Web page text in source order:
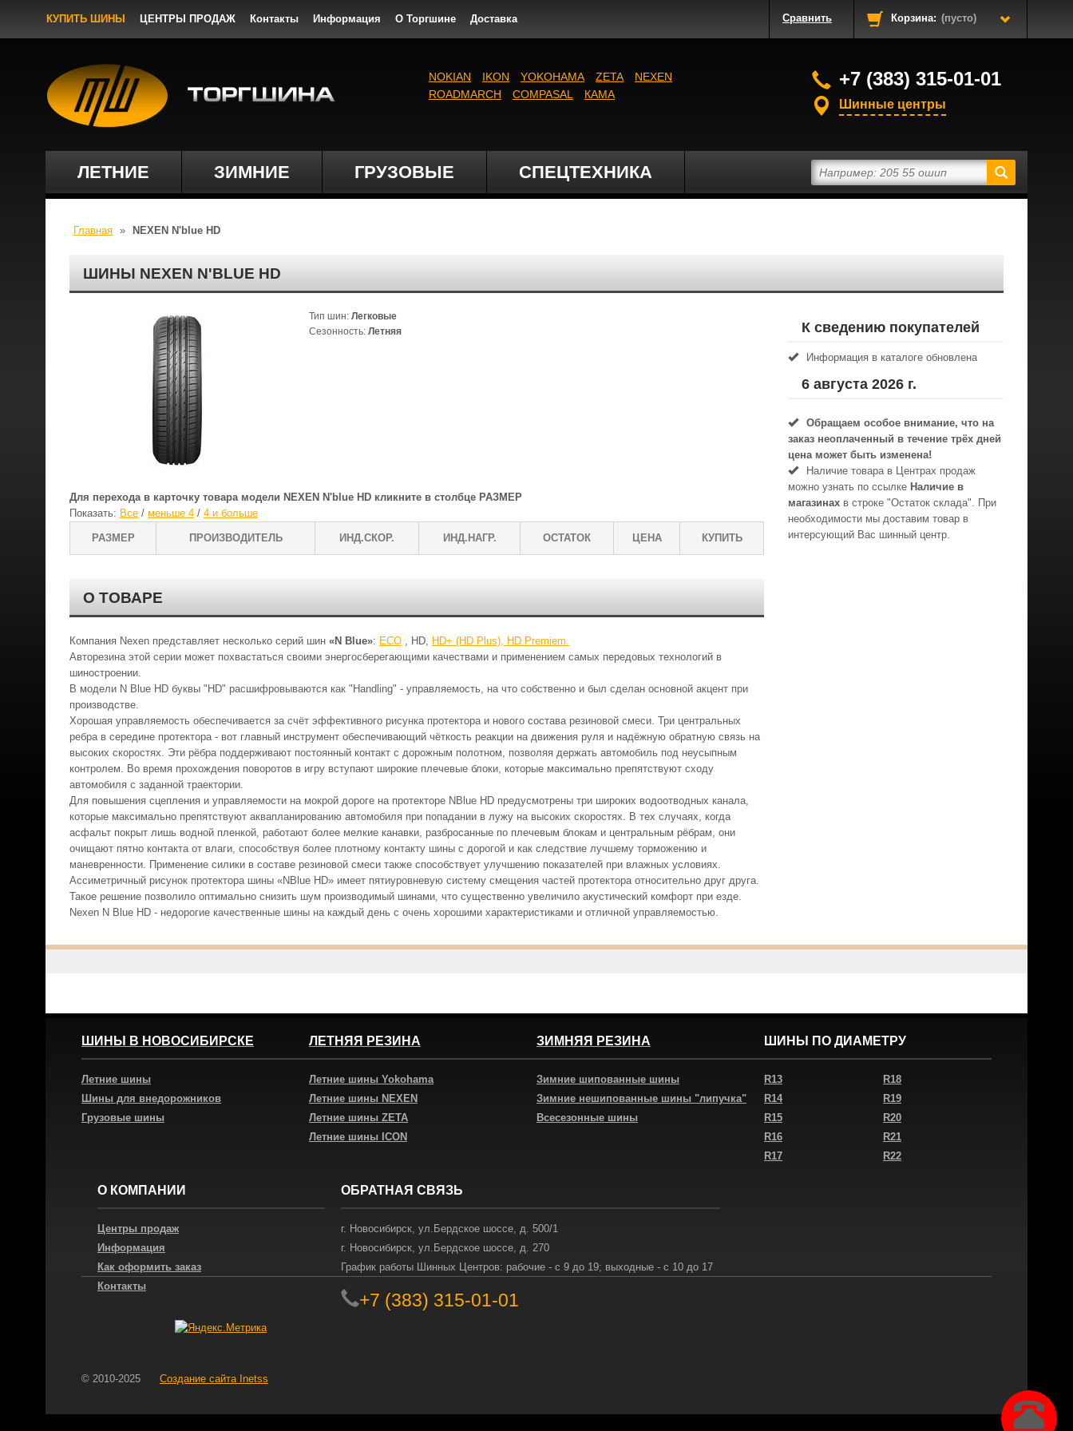
КУПИТЬ ШИНЫ ЦЕНТРЫ ПРОДАЖ Контакты Информация О Торгшине Доставка Сравнить Корзина: (пусто)
ЛЕТНИЕ ЗИМНИЕ ГРУЗОВЫЕ СПЕЦТЕХНИКА
NOKIAN IKON YOKOHAMA ZETA
NEXEN
ROADMARCH
COMPASAL КАМА
+7 (383) 315-01-01
Шинные центры
Главная » NEXEN N'blue HD
ШИНЫ NEXEN N'BLUE HD
Тип шин: Легковые
Сезонность: Летняя
Для перехода в карточку товара модели NEXEN N'blue HD кликните в столбце РАЗМЕР
Показать: Все / меньше 4 / 4 и больше
РАЗМЕР ПРОИЗВОДИТЕЛЬ ИНД.СКОР. ИНД.НАГР. ОСТАТОК ЦЕНА КУПИТЬ
О ТОВАРЕ
Компания Nexen представляет несколько серий шин «N Blue»: ECO , HD, HD+ (HD Plus), HD Premiem.
Авторезина этой серии может похвастаться своими энергосберегающими качествами и применением самых передовых технологий в
шиностроении.
В модели N Blue HD буквы "HD" расшифровываются как "Handling" - управляемость, на что собственно и был сделан основной акцент при
производстве.
Хорошая управляемость обеспечивается за счёт эффективного рисунка протектора и нового состава резиновой смеси. Три центральных
ребра в середине протектора - вот главный инструмент обеспечивающий чёткость реакции на движения руля и надёжную обратную связь на
высоких скоростях. Эти рёбра поддерживают постоянный контакт с дорожным полотном, позволяя держать автомобиль под неусыпным
контролем. Во время прохождения поворотов в игру вступают широкие плечевые блоки, которые максимально препятствуют сходу
автомобиля с заданной траектории.
Для повышения сцепления и управляемости на мокрой дороге на протекторе NBlue HD предусмотрены три широких водоотводных канала,
которые максимально препятствуют аквапланированию автомобиля при попадании в лужу на высоких скоростях. В тех случаях, когда
асфальт покрыт лишь водной пленкой, работают более мелкие канавки, разбросанные по плечевым блокам и центральным рёбрам, они
очищают пятно контакта от влаги, способствуя более плотному контакту шины с дорогой и как следствие лучшему торможению и
маневренности. Применение силики в составе резиновой смеси также способствует улучшению показателей при влажных условиях.
Ассиметричный рисунок протектора шины «NBlue HD» имеет пятиуровневую систему смещения частей протектора относительно друг друга.
Такое решение позволило оптимально снизить шум производимый шинами, что существенно увеличило акустический комфорт при езде.
Nexen N Blue HD - недорогие качественные шины на каждый день с очень хорошими характеристиками и отличной управляемостью.
К сведению покупателей
Информация в каталоге обновлена
6 августа 2026 г.
Обращаем особое внимание, что на
заказ неоплаченный в течениe трёх дней
цена может быть изменена!
Наличие товара в Центрах продаж
можно узнать по ссылке Наличие в
магазинах в строке "Остаток склада". При
необходимости мы доставим товар в
интерсующий Вас шинный центр.
ШИНЫ В НОВОСИБИРСКЕ
Летние шины
Шины для внедорожников
Грузовые шины
ЛЕТНЯЯ РЕЗИНА
Летние шины Yokohama
Летние шины NEXEN
Летние шины ZETA
Летние шины ICON
ЗИМНЯЯ РЕЗИНА
Зимние шипованные шины
Зимние нешипованные шины "липучка"
Всесезонные шины
ШИНЫ ПО ДИАМЕТРУ
R13
R14
R15
R16
R17
R18
R19
R20
R21
R22
О КОМПАНИИ
Центры продаж
Информация
Как оформить заказ
Контакты
ОБРАТНАЯ СВЯЗЬ
г. Новосибирск, ул.Бердское шоссе, д. 500/1
г. Новосибирск, ул.Бердское шоссе, д. 270
График работы Шинных Центров: рабочие - с 9 до 19; выходные - с 10 до 17
+7 (383) 315-01-01
© 2010-2025 Создание сайта Inetss